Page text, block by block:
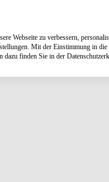
Webseite zu verbessern,
Mit der Einstimmung in
finden Sie in der